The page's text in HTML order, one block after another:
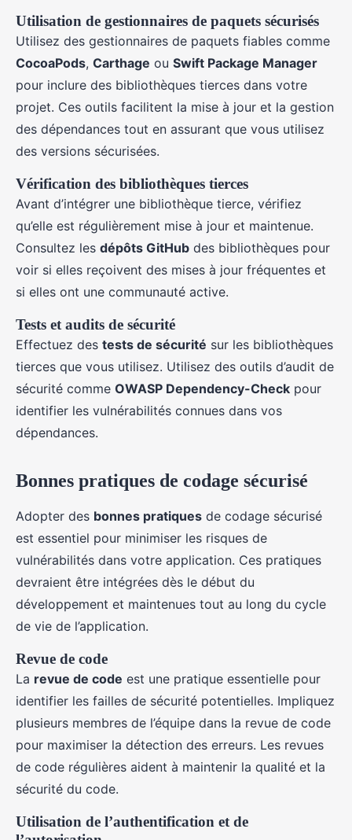
Utilisation de gestionnaires de paquets sécurisés
Utilisez des gestionnaires de paquets fiables comme
CocoaPods, Carthage ou Swift Package Manager
pour inclure des bibliothèques tierces dans votre
projet. Ces outils facilitent la mise à jour et la gestion
des dépendances tout en assurant que vous utilisez
des versions sécurisées.
Vérification des bibliothèques tierces
Avant d’intégrer une bibliothèque tierce, vérifiez
qu’elle est régulièrement mise à jour et maintenue.
Consultez les dépôts GitHub des bibliothèques pour
voir si elles reçoivent des mises à jour fréquentes et
si elles ont une communauté active.
Tests et audits de sécurité
Effectuez des tests de sécurité sur les bibliothèques
tierces que vous utilisez. Utilisez des outils d’audit de
sécurité comme OWASP Dependency-Check pour
identifier les vulnérabilités connues dans vos
dépendances.
Bonnes pratiques de codage sécurisé
Adopter des bonnes pratiques de codage sécurisé
est essentiel pour minimiser les risques de
vulnérabilités dans votre application. Ces pratiques
devraient être intégrées dès le début du
développement et maintenues tout au long du cycle
de vie de l’application.
Revue de code
La revue de code est une pratique essentielle pour
identifier les failles de sécurité potentielles. Impliquez
plusieurs membres de l’équipe dans la revue de code
pour maximiser la détection des erreurs. Les revues
de code régulières aident à maintenir la qualité et la
sécurité du code.
Utilisation de l’authentification et de